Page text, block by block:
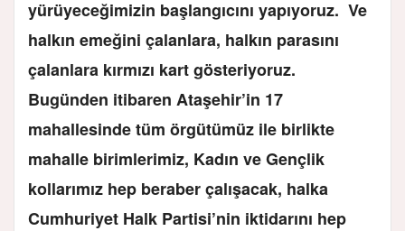
yürüyeceğimizin başlangıcını yapıyoruz. Ve
halkın emeğini çalanlara, halkın parasını
çalanlara kırmızı kart gösteriyoruz.
Bugünden itibaren Ataşehir’in 17
mahallesinde tüm örgütümüz ile birlikte
mahalle birimlerimiz, Kadın ve Gençlik
kollarımız hep beraber çalışacak, halka
Cumhuriyet Halk Partisi’nin iktidarını hep